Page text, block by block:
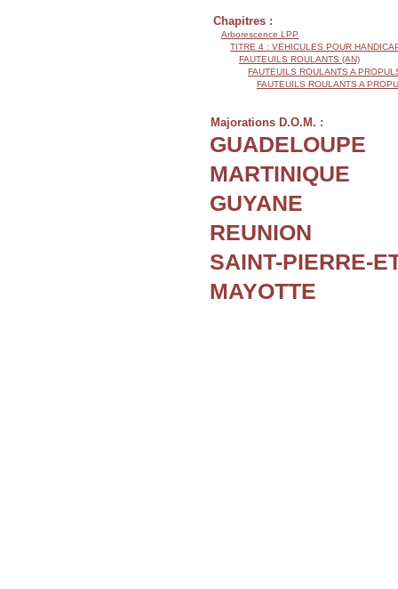
Chapitres :
Arborescence LPP
TITRE 4 : VEHICULES POUR
FAUTEUILS ROULANTS (AN)
FAUTEUILS ROULANTS A
FAUTEUILS ROULANTS A
Majorations D.O.M. :
GUADELOUPE
MARTINIQUE
GUYANE
REUNION
SAINT-PIERRE-
MAYOTTE